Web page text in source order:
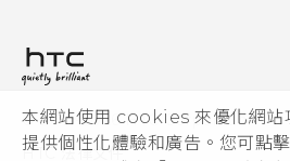
本網站使用 cookies 來優化網站
提供個性化體驗和廣告。您可點
HTC Sync Manager
投資人
隱私權政策
© 2011-2026 HTC Corporation
HTC 法律文件